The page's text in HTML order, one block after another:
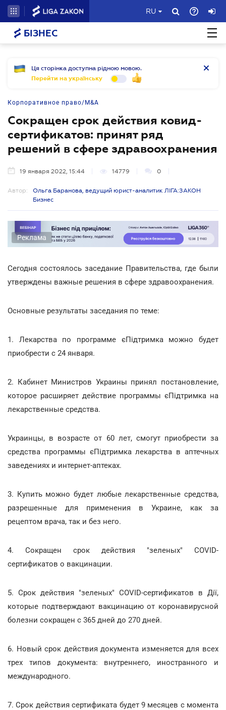
RU
БІЗНЕС
Ця сторінка доступна рідною мовою.
Перейти на українську
Корпоративное право/M&A
Сокращен срок действия ковид-
сертификатов: принят ряд
решений в сфере здравоохранения
19 января 2022, 15:44 14779 0
Автор:
Ольга Баранова, ведущий юрист-аналитик ЛІГА:ЗАКОН
Бизнес
Реклама
Сегодня состоялось заседание Правительства, где были
утверждены важные решения в сфере здравоохранения.
Основные результаты заседания по теме:
1. Лекарства по программе єПідтримка можно будет
приобрести с 24 января.
2. Кабинет Министров Украины принял постановление,
которое расширяет действие программы єПідтримка на
лекарственные средства.
Украинцы, в возрасте от 60 лет, смогут приобрести за
средства программы єПідтримка лекарства в аптечных
заведениях и интернет-аптеках.
3. Купить можно будет любые лекарственные средства,
разрешенные для применения в Украине, как за
рецептом врача, так и без него.
4. Сокращен срок действия "зеленых" COVID-
сертификатов о вакцинации.
5. Срок действия "зеленых" COVID-сертификатов в Дії,
которые подтверждают вакцинацию от коронавирусной
болезни сокращен с 365 дней до 270 дней.
6. Новый срок действия документа изменяется для всех
трех типов документа: внутреннего, иностранного и
международного.
7. Срок действия сертификата будет 9 месяцев с момента